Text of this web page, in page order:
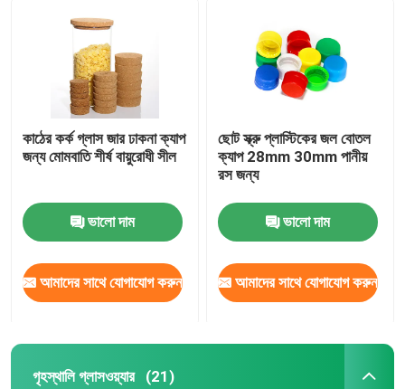
কাঠের কর্ক গ্লাস জার ঢাকনা ক্যাপ
জন্য মোমবাতি শীর্ষ বায়ুরোধী সীল
ভালো দাম
আমাদের সাথে যোগাযোগ করুন
ছোট স্ক্রু প্লাস্টিকের জল বোতল
ক্যাপ 28mm 30mm পানীয়
রস জন্য
ভালো দাম
আমাদের সাথে যোগাযোগ করুন
গৃহস্থালি গ্লাসওয়্যার (21)